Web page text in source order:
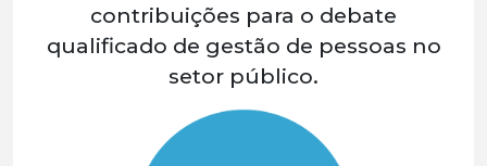
contribuições para o debate
qualificado de gestão de pessoas no
setor público.